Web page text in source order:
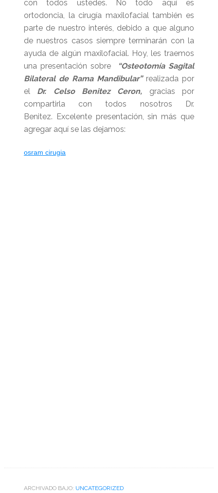
con todos ustedes. No todo aquí es
ortodoncia, la cirugía maxilofacial también es
parte de nuestro interés, debido a que alguno
de nuestros casos siempre terminarán con la
ayuda de algún maxilofacial. Hoy, les traemos
una presentación sobre
“Osteotomía Sagital
Bilateral de Rama Mandibular”realizada por
el Dr. Celso Benitez Ceron, gracias por
compartirla con todos nosotros Dr.
Benitez. Excelente presentación, sin más que
agregar aquí se las dejamos:
osram cirugia
ARCHIVADO BAJO: UNCATEGORIZED